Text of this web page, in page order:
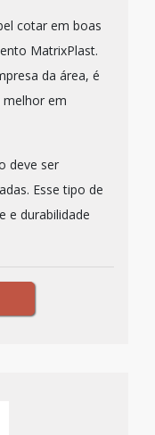
cotar em boas
MatrixPlast.
da área, é
melhor em
deve ser
Esse tipo de
e durabilidade